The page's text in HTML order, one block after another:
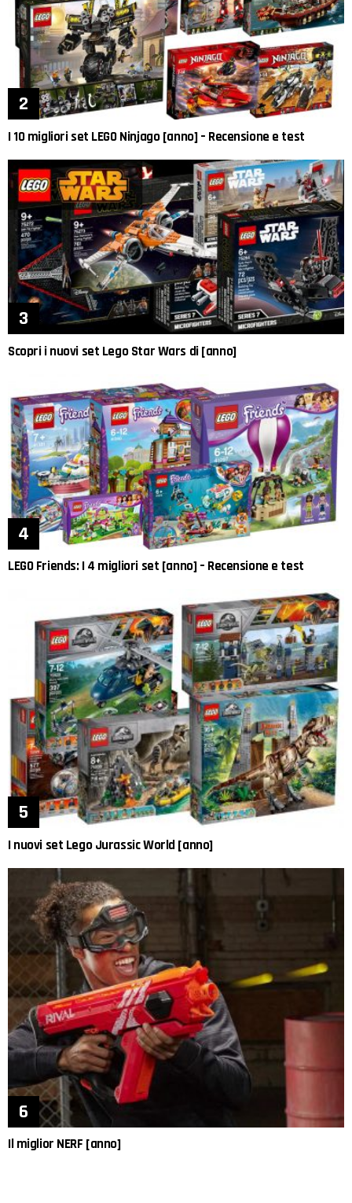
I 10 migliori set LEGO Ninjago [anno] – Recensione e test
Scopri i nuovi set Lego Star Wars di [anno]
LEGO Friends: I 4 migliori set [anno] – Recensione e test
I nuovi set Lego Jurassic World [anno]
Il miglior NERF [anno]